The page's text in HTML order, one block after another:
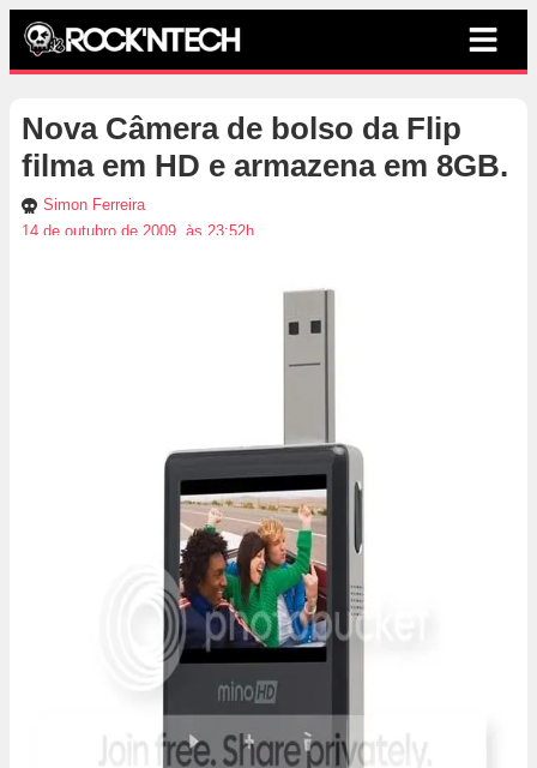
Nova Câmera de bolso da Flip
filma em HD e armazena em 8GB.
Simon Ferreira
14 de outubro de 2009, às 23:52h